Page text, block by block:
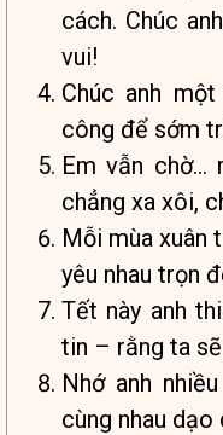
cách. Chúc
vui!
Chúc anh
công để sớm
Em vẫn chờ…
chẳng xa xôi,
Mỗi mùa xuân
yêu nhau trọn
Tết này anh
tin – rằng ta
Nhớ anh
cùng nhau